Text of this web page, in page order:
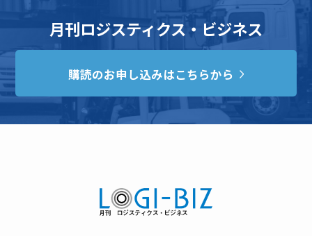
月刊ロジスティクス・ビジネス
購読のお申し込みはこちらから